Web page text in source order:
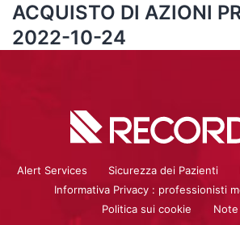
ACQUISTO DI AZIONI
2022-10-24
Alert Services Sicurezza dei Pazienti
Informativa Privacy : professionisti
Politica sui cookie